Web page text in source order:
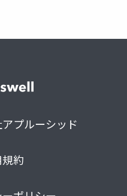
プルーシッド
約